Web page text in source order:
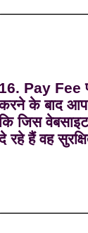
16. Pay Fee
के बाद
जिस
रहे हैं वह